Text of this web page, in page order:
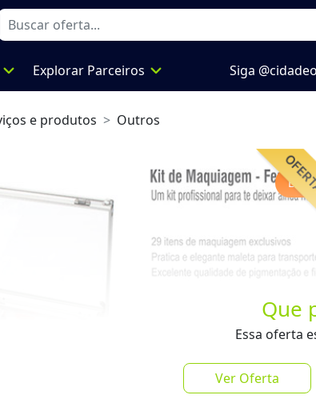
expand_more Explorar Parceiros expand_more Siga
e produtos Outros
Que
Essa oferta
Ver Oferta